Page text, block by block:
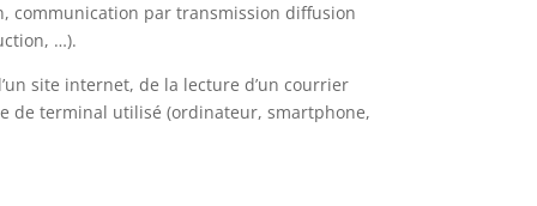
communication par transmission diffusion
…).
site internet, de la lecture d’un courrier
de terminal utilisé (ordinateur, smartphone,